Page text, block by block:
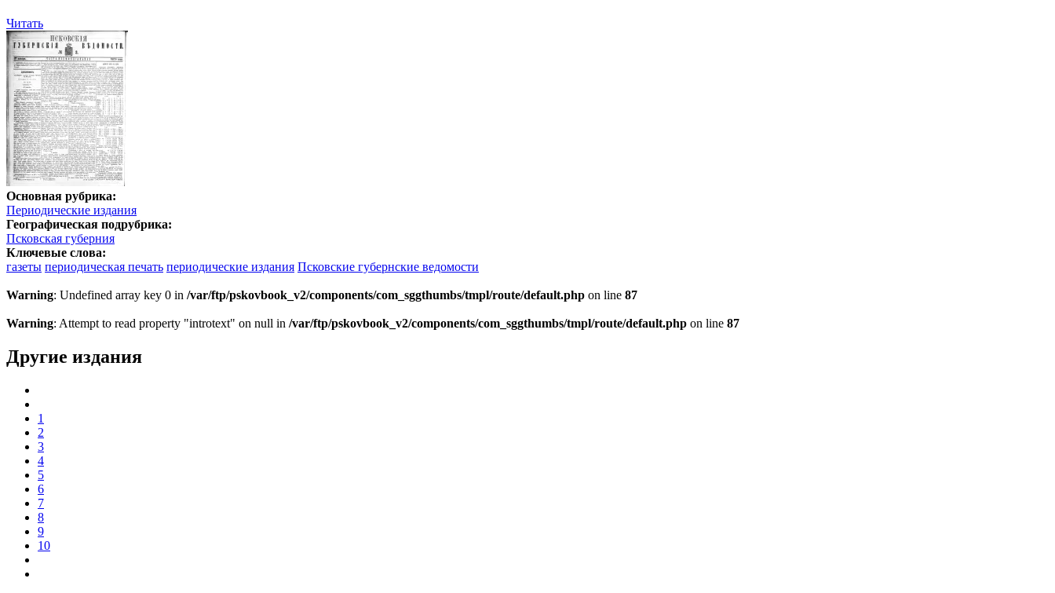
Читать
Основная рубрика:
Периодические издания
Географическая подрубрика:
Псковская губерния
Ключевые слова:
газеты периодическая печать периодические издания Псковские губернские ведомости
Warning: Undefined array key 0 in /var/ftp/pskovbook_v2/components/com_sggthumbs/tmpl/route/default.php on line 87
Warning: Attempt to read property "introtext" on null in /var/ftp/pskovbook_v2/components/com_sggthumbs/tmpl/route/default.php on line 87
Другие издания
1
2
3
4
5
6
7
8
9
10